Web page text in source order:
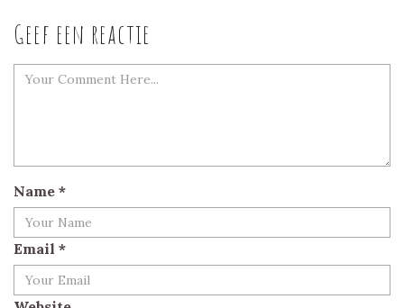
Geef een reactie
Name *
Email *